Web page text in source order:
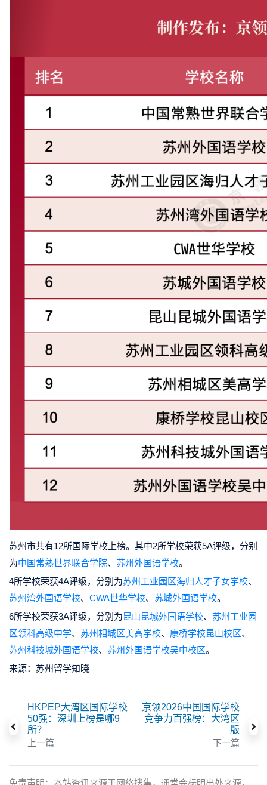
苏州市共有12所国际学校上榜。其中2所学校荣获5A评级，分别
为中国常熟世界联合学院、 苏州外国语学校。
4所学校荣获4A评级，分别为苏州工业园区海归人才子女学校、
苏州湾外国语学校、 CWA世华学校、 苏城外国语学校。
6所学校荣获3A评级，分别为昆山昆城外国语学校、 苏州工业园
区领科高级中学、 苏州相城区美高学校、 康桥学校昆山校区、
苏州科技城外国语学校、 苏州外国语学校吴中校区。
来源：苏州留学知晓
HKPEP大湾区国际学校
50强：深圳上榜是哪9
所？
上一篇
京领2026中国国际学校
竞争力百强榜：大湾区
版
下一篇